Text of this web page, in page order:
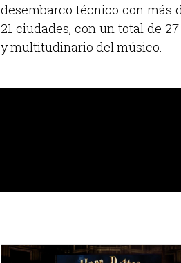
desembarco técnico con más
21 ciudades, con un total de
y multitudinario del músico.